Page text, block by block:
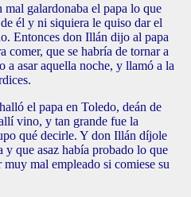
galardonaba el papa lo que
él y ni siquiera le quiso dar el
Entonces don Illán dijo al papa
comer, que se habría de tornar a
a asar aquella noche, y llamó a la
el papa en Toledo, deán de
vino, y tan grande fue la
qué decirle. Y don Illán díjole
y que asaz había probado lo que
mal empleado si comiese su